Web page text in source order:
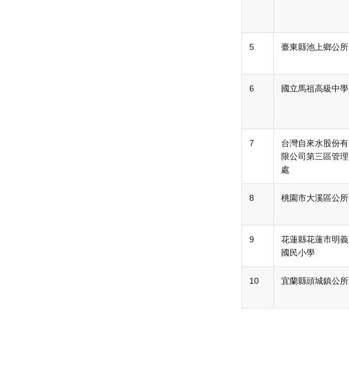
5 臺東縣池上鄉公所
6 國立馬祖高級中學
7
台灣自來水股份有
限公司第三區管理
處
8 桃園市大溪區公所
9
花蓮縣花蓮市明義
國民小學
10 宜蘭縣頭城鎮公所